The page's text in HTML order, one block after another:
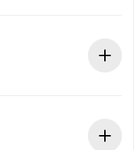
wenn der
entstehen keine